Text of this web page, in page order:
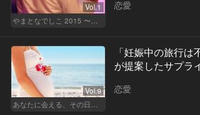
Vol.1
恋愛
Vol.9
「妊娠中の旅行
が提案したサプラ
恋愛